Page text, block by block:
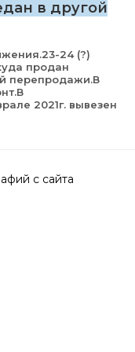
в другой
24 (?)
продан
перепродажи.В
2021г. вывезен
с сайта